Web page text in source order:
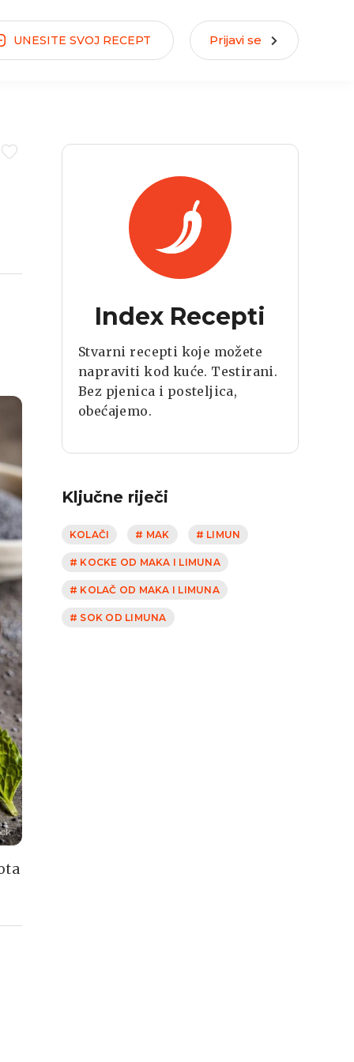
UNESITE SVOJ RECEPT Prijavi se
Index Recepti
Stvarni recepti koje možete
napraviti kod kuće. Testirani.
Bez pjenica i posteljica,
obećajemo.
Ključne riječi
KOLAČI # MAK # LIMUN
# KOCKE OD MAKA I LIMUNA
# KOLAČ OD MAKA I LIMUNA
# SOK OD LIMUNA